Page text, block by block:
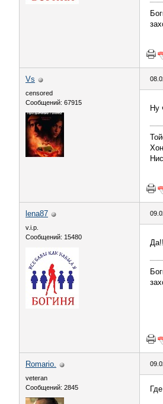
Vs
censored
Сообщений: 67915
Ну
lena87
v.i.p.
Сообщений: 15480
Romario.
veteran
Сообщений: 2845